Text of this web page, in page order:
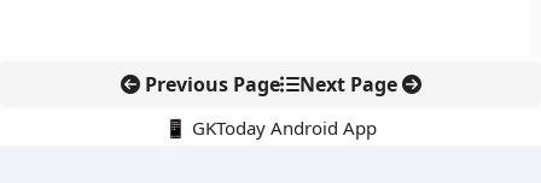
Previous Page Next Page
📱 GKToday Android App